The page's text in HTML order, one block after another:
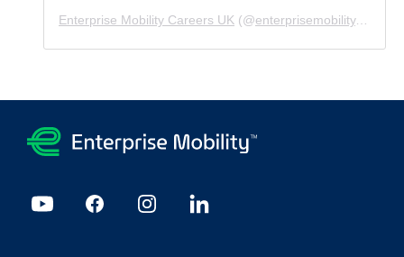
Enterprise Mobility Careers UK (@enterprisemobility.careers.uk